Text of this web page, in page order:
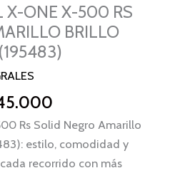
X-ONE X-500 RS
BRILLO
Rs Solid Negro Amarillo
estilo, comodidad y
recorrido con más